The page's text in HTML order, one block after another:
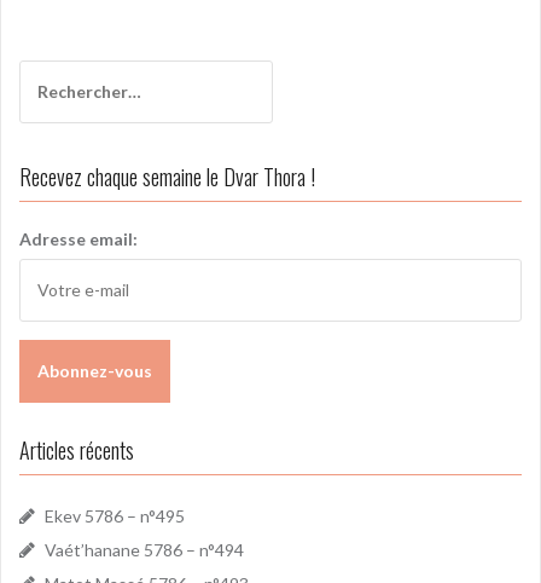
t
r
a
t
v
Recevez chaque semaine le Dvar Thora !
Adresse email:
Articles récents
Ekev 5786 – n°495
Vaét’hanane 5786 – n°494